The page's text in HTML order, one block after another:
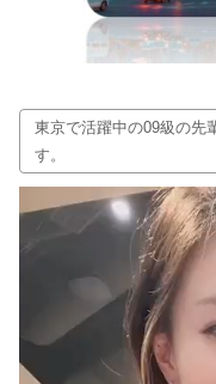
東京で活躍中の09級の先
す。